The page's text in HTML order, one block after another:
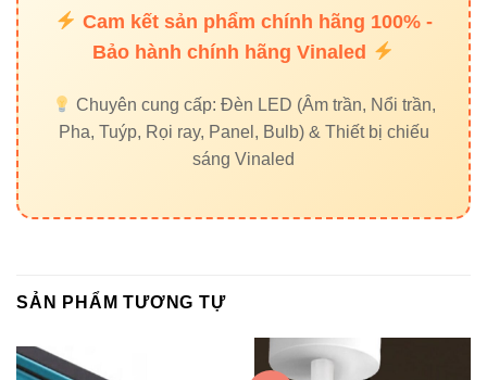
Đèn Led chiếu điểm VinaLED 9W V1OSM
hoàn hảo cho chiếu sáng điểm nhấn ngoài trời, vừa bền bỉ,
vừa tiết kiệm năng lượng, đồng thời tạo hiệu ứng ánh
sáng chuyên nghiệp. Đây là lựa chọn tối ưu cho các dự án
cảnh quan, công viên, resort và không gian nghệ thuật.
Đèn led Vinaled
0933 320 468 – 0948 946 109 – 0938 461
348
Địa chỉ:37C Street No. 1, Long Trường Ward, Thủ Đức
Cam kết sản phẩm chính hãng 100% -
Bảo hành chính hãng Vinaled
Chuyên cung cấp: Đèn LED (Âm trần, Nổi trần,
Pha, Tuýp, Rọi ray, Panel, Bulb) & Thiết bị chiếu
sáng Vinaled
SẢN PHẨM TƯƠNG TỰ